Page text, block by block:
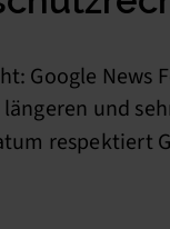
Google
und
respektiert